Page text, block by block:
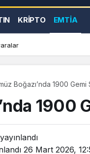
KRIPTO EMTIA
Boğazı’nda 1900 Gemi
1900
26 Mart 2026,